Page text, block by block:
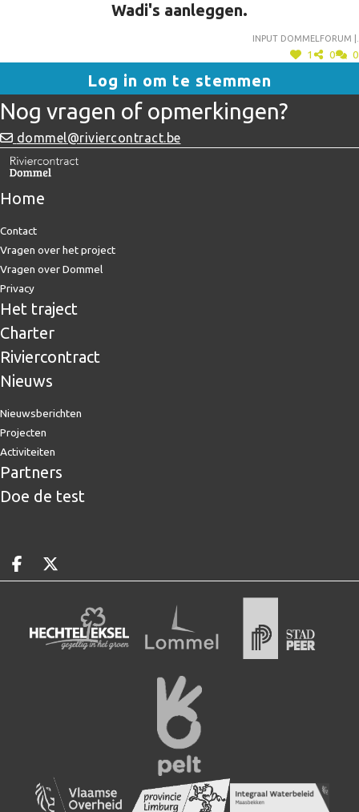
Wadi's aanleggen.
Input dommelforum |.
1 0 0
Log in om te stemmen
Nog vragen of opmerkingen?
dommel@riviercontract.be
Home
Contact
Vragen over het project
Vragen over Dommel
Privacy
Het traject
Charter
Riviercontract
Nieuws
Nieuwsberichten
Projecten
Activiteiten
Partners
Doe de test
Deel op facebook
Deel op X